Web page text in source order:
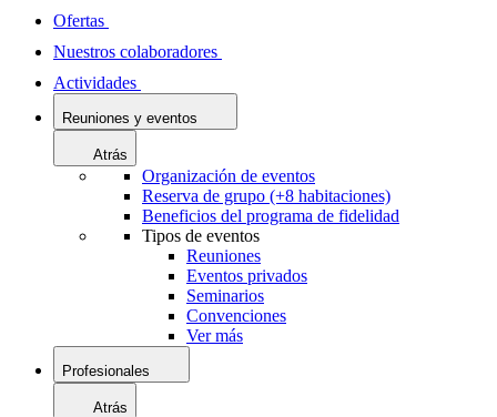
Ofertas
Nuestros colaboradores
Actividades
Reuniones y eventos
Atrás
Organización de eventos
Reserva de grupo (+8 habitaciones)
Beneficios del programa de fidelidad
Tipos de eventos
Reuniones
Eventos privados
Seminarios
Convenciones
Ver más
Profesionales
Atrás